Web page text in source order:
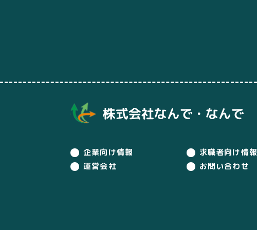
企業向け情報 求職者向け情報
運営会社
お問い合わせ